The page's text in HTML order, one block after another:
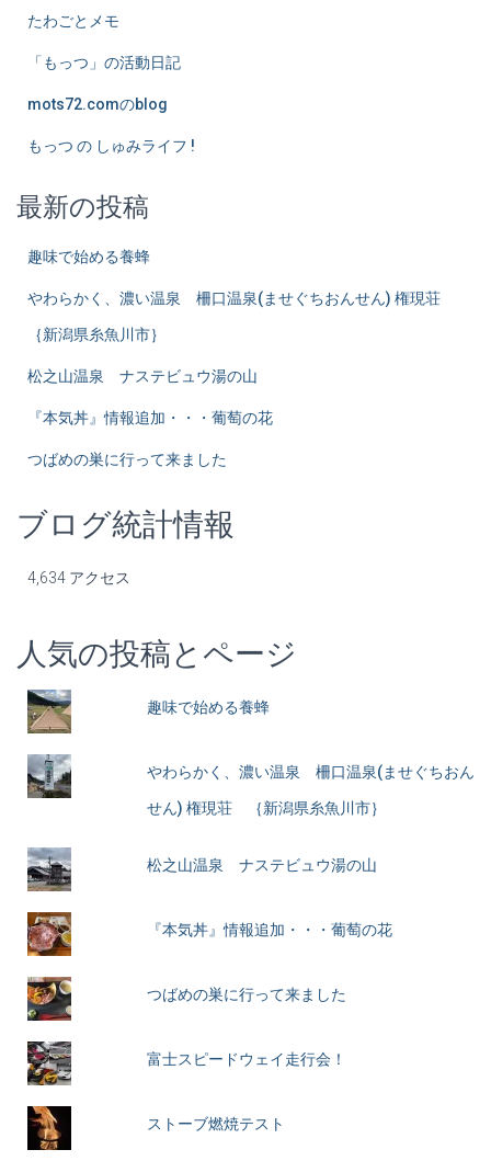
たわごとメモ
「もっつ」の活動日記
mots72.comのblog
もっつ の しゅみライフ !
最新の投稿
趣味で始める養蜂
やわらかく、濃い温泉 柵口温泉(ませぐちおんせん) 権現荘
｛新潟県糸魚川市｝
松之山温泉 ナステビュウ湯の山
『本気丼』情報追加・・・葡萄の花
つばめの巣に行って来ました
ブログ統計情報
4,634 アクセス
人気の投稿とページ
趣味で始める養蜂
やわらかく、濃い温泉 柵口温泉(ませぐちおん
せん) 権現荘 ｛新潟県糸魚川市｝
松之山温泉 ナステビュウ湯の山
『本気丼』情報追加・・・葡萄の花
つばめの巣に行って来ました
富士スピードウェイ走行会！
ストーブ燃焼テスト